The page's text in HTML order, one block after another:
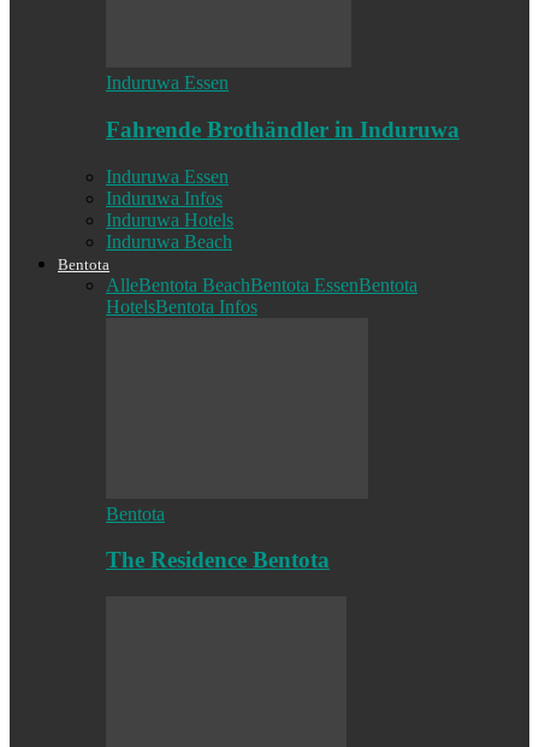
Induruwa Essen
Fahrende Brothändler in Induruwa
Induruwa Essen
Induruwa Infos
Induruwa Hotels
Induruwa Beach
Bentota
AlleBentota BeachBentota EssenBentota
HotelsBentota Infos
Bentota
The Residence Bentota